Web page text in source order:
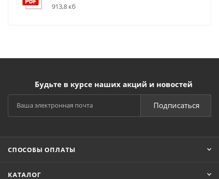
913,8 кб
Будьте в курсе наших акций и новостей
Подписаться
СПОСОБЫ ОПЛАТЫ
КАТАЛОГ